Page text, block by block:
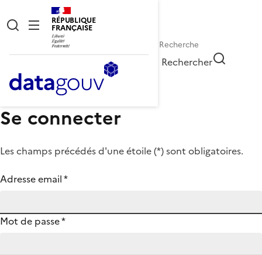
RÉPUBLIQUE
FRANÇAISE
Rechercher
Se connecter
Les champs précédés d'une étoile (*) sont obligatoires.
Adresse email*
Mot de passe*